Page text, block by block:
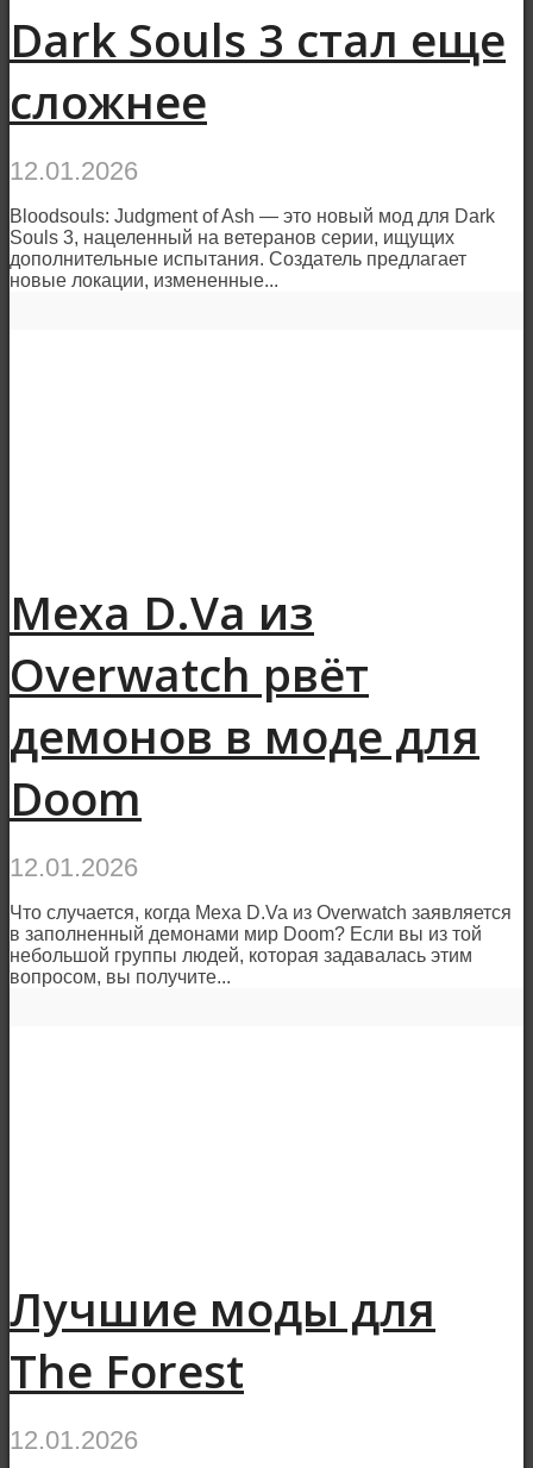
Dark Souls 3 стал еще
сложнее
12.01.2026
Bloodsouls: Judgment of Ash — это новый мод для Dark
Souls 3, нацеленный на ветеранов серии, ищущих
дополнительные испытания. Создатель предлагает
новые локации, измененные...
Меха D.Va из
Overwatch рвёт
демонов в моде для
Doom
12.01.2026
Что случается, когда Меха D.Va из Overwatch заявляется
в заполненный демонами мир Doom? Если вы из той
небольшой группы людей, которая задавалась этим
вопросом, вы получите...
Лучшие моды для
The Forest
12.01.2026